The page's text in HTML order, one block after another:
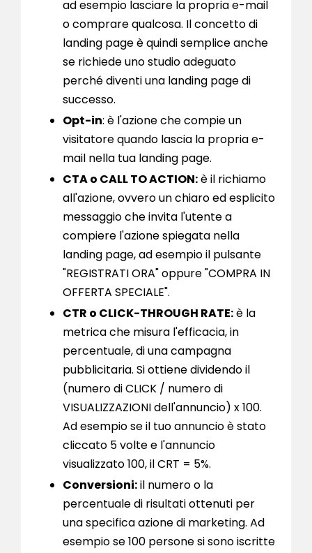
ad esempio lasciare la propria e-mail
o comprare qualcosa. Il concetto di
landing page è quindi semplice anche
se richiede uno studio adeguato
perché diventi una landing page di
successo.
Opt-in: è l'azione che compie un
visitatore quando lascia la propria e-
mail nella tua landing page.
CTA o CALL TO ACTION:è il richiamo
all'azione, ovvero un chiaro ed esplicito
messaggio che invita l'utente a
compiere l'azione spiegata nella
landing page, ad esempio il pulsante
"REGISTRATI ORA" oppure "COMPRA IN
OFFERTA SPECIALE".
CTR o CLICK-THROUGH RATE:è la
metrica che misura l'efficacia, in
percentuale, di una campagna
pubblicitaria. Si ottiene dividendo il
(numero di CLICK / numero di
VISUALIZZAZIONI dell'annuncio) x 100.
Ad esempio se il tuo annuncio è stato
cliccato 5 volte e l'annuncio
visualizzato 100, il CRT = 5%.
Conversioni:il numero o la
percentuale di risultati ottenuti per
una specifica azione di marketing. Ad
esempio se 100 persone si sono iscritte